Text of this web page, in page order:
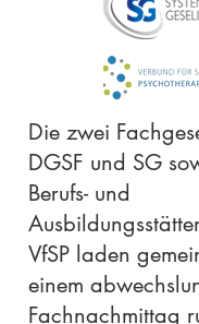
Die zwei
DGSF und SG
Berufs- und
VfSP laden
einem
Fachnachmittag